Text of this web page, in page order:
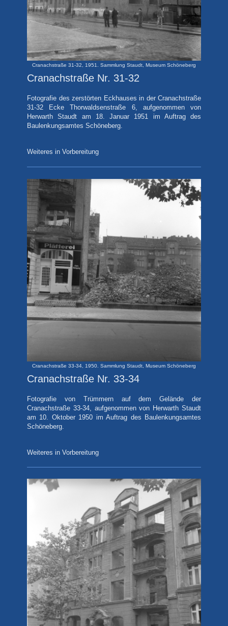
Cranachstraße 31-32, 1951. Sammlung Staudt, Museum Schöneberg
Cranachstraße Nr. 31-32
Fotografie des zerstörten Eckhauses in der Cranachstraße
31-32 Ecke Thorwaldsenstraße 6, aufgenommen von
Herwarth Staudt am 18. Januar 1951 im Auftrag des
Baulenkungsamtes Schöneberg.
Weiteres in Vorbereitung
Cranachstraße 33-34, 1950. Sammlung Staudt, Museum Schöneberg
Cranachstraße Nr. 33-34
Fotografie
von Trümmern auf dem Gelände der
Cranachstraße 33-34, aufgenommen von Herwarth Staudt
am 10. Oktober 1950 im Auftrag des Baulenkungsamtes
Schöneberg.
Weiteres in Vorbereitung